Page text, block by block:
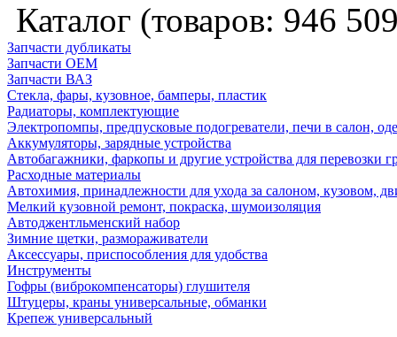
Каталог (товаров: 946
Запчасти дубликаты
Запчасти ОЕМ
Запчасти ВАЗ
Стекла, фары, кузовное, бамперы, пластик
Радиаторы, комплектующие
Электропомпы, предпусковые подогреватели, печи в салон,
Аккумуляторы, зарядные устройства
Автобагажники, фаркопы и другие устройства для перевозки
Расходные материалы
Автохимия, принадлежности для ухода за салоном, кузовом,
Мелкий кузовной ремонт, покраска, шумоизоляция
Автоджентльменский набор
Зимние щетки, размораживатели
Аксессуары, приспособления для удобства
Инструменты
Гофры (виброкомпенсаторы) глушителя
Штуцеры, краны универсальные, обманки
Крепеж универсальный